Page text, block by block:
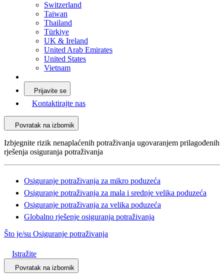
Switzerland
Taiwan
Thailand
Türkiye
UK & Ireland
United Arab Emirates
United States
Vietnam
Prijavite se
Kontaktirajte nas
Povratak na izbornik
Izbjegnite rizik nenaplaćenih potraživanja ugovaranjem prilagođenih
rješenja osiguranja potraživanja
Osiguranje potraživanja za mikro poduzeća
Osiguranje potraživanja za mala i srednje velika poduzeća
Osiguranje potraživanja za velika poduzeća
Globalno rješenje osiguranja potraživanja
Što je/su Osiguranje potraživanja
Istražite
Povratak na izbornik